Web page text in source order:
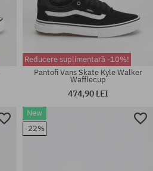
Mărimi existente:
40.5; 41; 42; 42.5; 43; 44; 44.5;
45; 46
Reducere suplimentară -10%!
Pantofi Vans Skate Kyle Walker
Wafflecup
474,90 LEI
New
-22%